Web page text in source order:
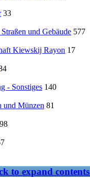
33
und Gebäude 577
Kiewskij Rayon 17
- Sonstiges 140
und Münzen 81
to expand contents